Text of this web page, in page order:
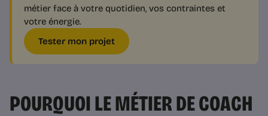
métier face à votre quotidien, vos contraintes et
votre énergie.
Tester mon projet
POURQUOI LE MÉTIER DE COACH